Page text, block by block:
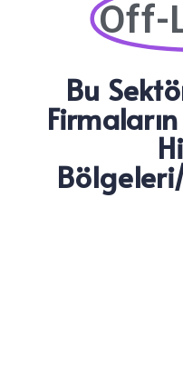
Off-
Bu